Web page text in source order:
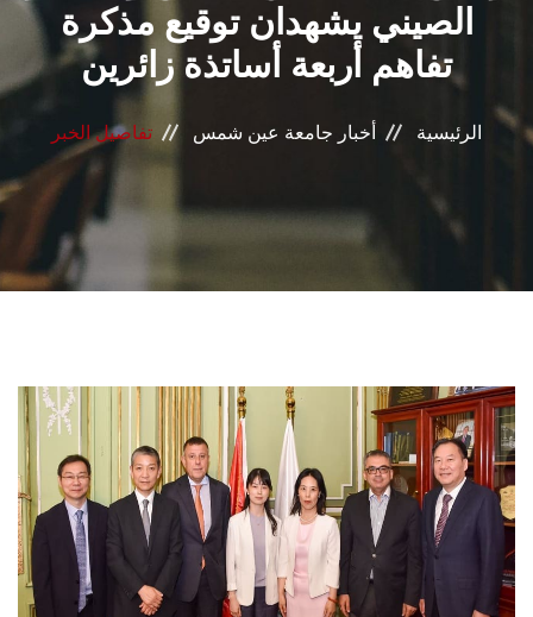
البحث العلمي
المراكز والوحدات
الأنظمة الذكية
الطلاب
هيئة التدريس
الدراسات العليا
الصيني يشهدان توقيع مذكرة
تفاهم أربعة أساتذة زائرين
الرئيسية أخبار جامعة عين شمس تفاصيل الخبر